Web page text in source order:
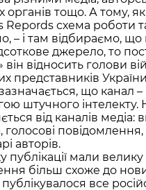
органів тощо. А тому, як
Repords схема роботи
– і там відбираємо,
джерело, то
відносить голови
представників
що канал –
штучного
від каналів
голосові
авторів.
публікації мали
більш схоже до
публікувалося все